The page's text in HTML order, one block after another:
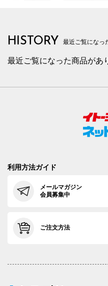
HISTORY 最近ご覧になっ
最近ご覧になった商品があ
利用方法ガイド
メールマガジン
会員募集中
ご注文方法